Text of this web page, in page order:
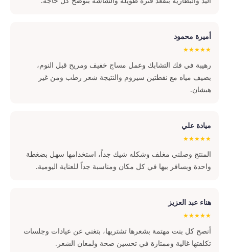
أميرة محمود
★★★★★
رهيبة في فك التشابك وعمل مساج خفيف ومريح قبل النوم،
بضيف مياه مع نقطتين سيروم والنتيجة شعر رطب ومن غير
هيشان.
ميادة علي
★★★★★
المنتج وصلني مغلف وشكله شيك جداً، استخدامها سهل بضغطة
واحدة وبسافر بيها في كل مكان ومناسبة جداً للعناية اليومية.
هناء عبد العزيز
★★★★★
أنصح كل بنت مهتمة بشعرها تشتريها، بتغني عن عيادات وجلسات
تكلفتها غالية وممتازة في تحسين صحة ولمعان الشعر.